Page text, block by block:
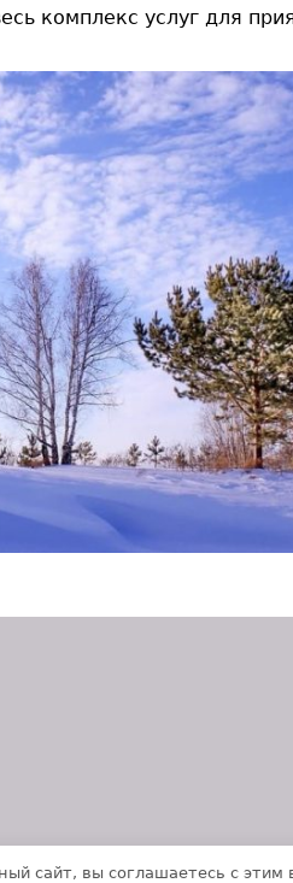
комплекс услуг для
сайт, вы соглашаетесь с этим